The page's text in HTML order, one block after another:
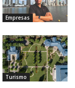
Empresas
Turismo